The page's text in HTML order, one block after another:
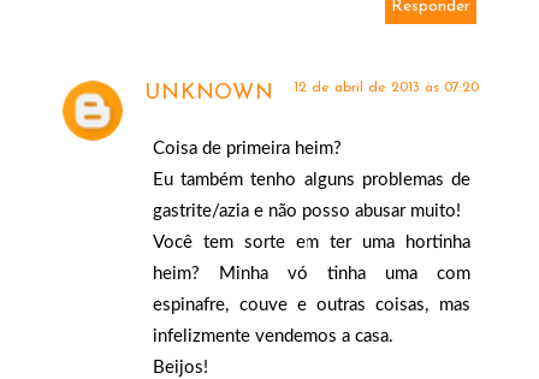
Responder
UNKNOWN 12 de abril de 2013 às 07:20
Coisa de primeira heim?
Eu também tenho alguns problemas de
gastrite/azia e não posso abusar muito!
Você tem sorte em ter uma hortinha
heim? Minha vó tinha uma com
espinafre, couve e outras coisas, mas
infelizmente vendemos a casa.
Beijos!